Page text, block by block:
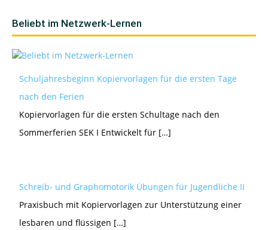
Beliebt im Netzwerk-Lernen
Schuljahresbeginn Kopiervorlagen für die ersten Tage
nach den Ferien
Kopiervorlagen für die ersten Schultage nach den
Sommerferien SEK I Entwickelt für […]
Schreib- und Graphomotorik Übungen für Jugendliche II
Praxisbuch mit Kopiervorlagen zur Unterstützung einer
lesbaren und flüssigen […]